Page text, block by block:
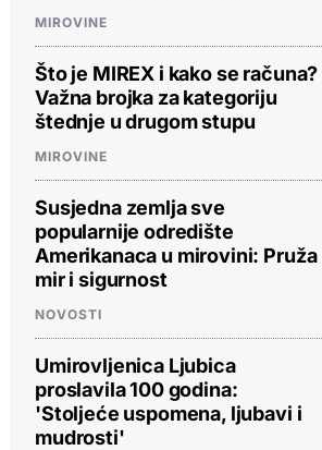
MIROVINE
Što je MIREX i kako se računa?
Važna brojka za kategoriju
štednje u drugom stupu
MIROVINE
Susjedna zemlja sve
popularnije odredište
Amerikanaca u mirovini: Pruža
mir i sigurnost
NOVOSTI
Umirovljenica Ljubica
proslavila 100 godina:
'Stoljeće uspomena, ljubavi i
mudrosti'